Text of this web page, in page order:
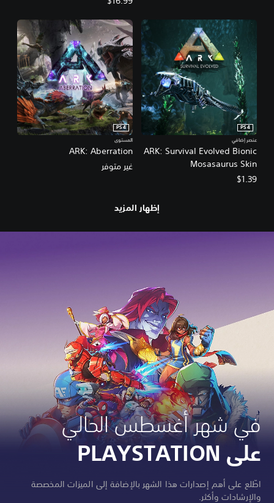
ARK: Survival Evolved Bionic
Mosasaurus Skin
PS4
عنصر إضافي
$1.39
ARK: Aberration
PS4
المستوى
غير متوفر
إظهار المزيد
في شهر أغسطس الحالي
على PLAYSTATION
اطّلع على أهم إصدارات هذا الشهر بالإضافة إلى الميزات المخصصة
والإرشادات وأكثر.